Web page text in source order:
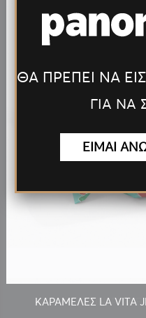
ΚΑΡΑΜΕΛΕΣ LA VITA
ΘΑ ΠΡΕΠΕΙ ΝΑ
ΓΙΑ ΝΑ
ΕΙΜΑΙ